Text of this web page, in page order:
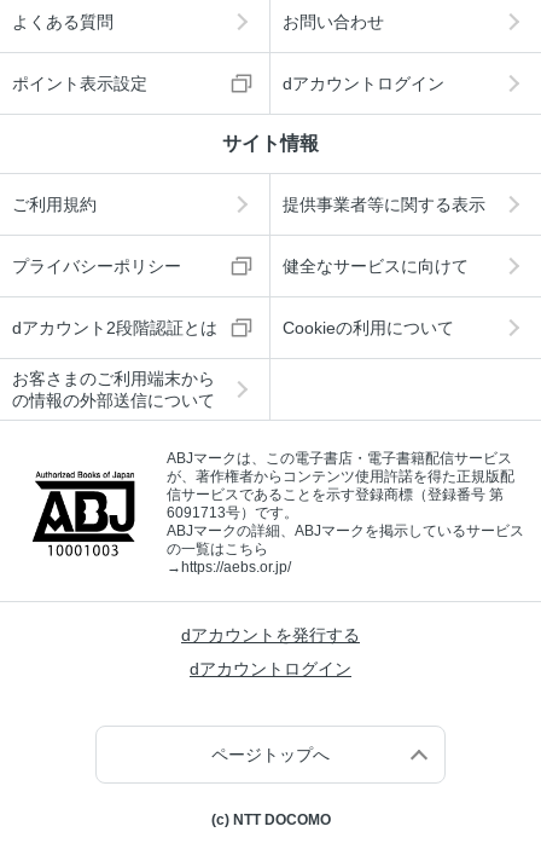
よくある質問 お問い合わせ
ポイント表示設定 dアカウントログイン
サイト情報
ご利用規約 提供事業者等に関する表示
プライバシーポリシー 健全なサービスに向けて
dアカウント2段階認証とは Cookieの利用について
お客さまのご利用端末から
の情報の外部送信について
ABJマークは、この電子書店・電子書籍配信サービス
が、著作権者からコンテンツ使用許諾を得た正規版配
信サービスであることを示す登録商標（登録番号 第
6091713号）です。
ABJマークの詳細、ABJマークを掲示しているサービス
の一覧はこちら
→ https://aebs.or.jp/
dアカウントを発行する
dアカウントログイン
ページトップへ
(c) NTT DOCOMO